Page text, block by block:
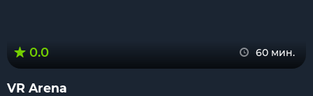
0.0 60 мин.
VR Arena